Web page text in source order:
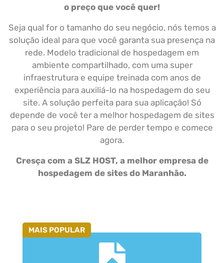
o preço que você quer!
Seja qual for o tamanho do seu negócio, nós temos a
solução ideal para que você garanta sua presença na
rede. Modelo tradicional de hospedagem em
ambiente compartilhado, com uma super
infraestrutura e equipe treinada com anos de
experiência para auxiliá-lo na hospedagem do seu
site. A solução perfeita para sua aplicação! Só
depende de você ter a melhor hospedagem de sites
para o seu projeto! Pare de perder tempo e comece
agora.
Cresça com a SLZ HOST, a melhor empresa de
hospedagem de sites do Maranhão.
MAIS POPULAR